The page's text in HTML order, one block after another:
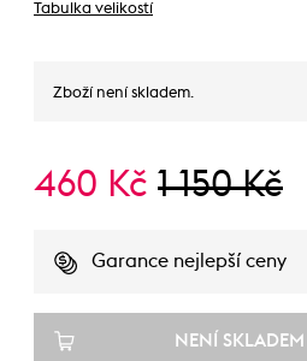
Tabulka velikostí
Zboží není skladem.
460 Kč 1 150 Kč
Garance nejlepší ceny
NENÍ SKLADEM